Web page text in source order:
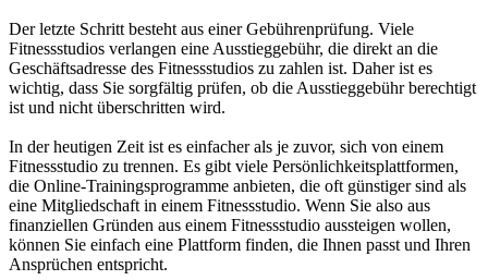
Der letzte Schritt besteht aus einer Gebührenprüfung. Viele
Fitnessstudios verlangen eine Ausstieggebühr, die direkt an die
Geschäftsadresse des Fitnessstudios zu zahlen ist. Daher ist es
wichtig, dass Sie sorgfältig prüfen, ob die Ausstieggebühr berechtigt
ist und nicht überschritten wird.
In der heutigen Zeit ist es einfacher als je zuvor, sich von einem
Fitnessstudio zu trennen. Es gibt viele Persönlichkeitsplattformen,
die Online-Trainingsprogramme anbieten, die oft günstiger sind als
eine Mitgliedschaft in einem Fitnessstudio. Wenn Sie also aus
finanziellen Gründen aus einem Fitnessstudio aussteigen wollen,
können Sie einfach eine Plattform finden, die Ihnen passt und Ihren
Ansprüchen entspricht.